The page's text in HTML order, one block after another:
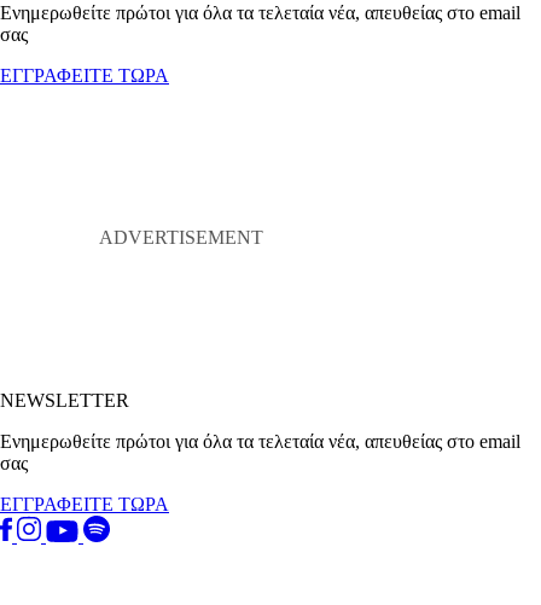
Ενημερωθείτε πρώτοι για όλα τα τελεταία νέα, απευθείας στο email
σας
ΕΓΓΡΑΦΕΙΤΕ ΤΩΡΑ
NEWSLETTER
Ενημερωθείτε πρώτοι για όλα τα τελεταία νέα, απευθείας στο email
σας
ΕΓΓΡΑΦΕΙΤΕ ΤΩΡΑ